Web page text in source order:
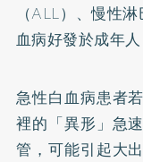
（ALL）、慢性
血病好發於成年
急性白血病患者
裡的「異形」急
管，可能引起大